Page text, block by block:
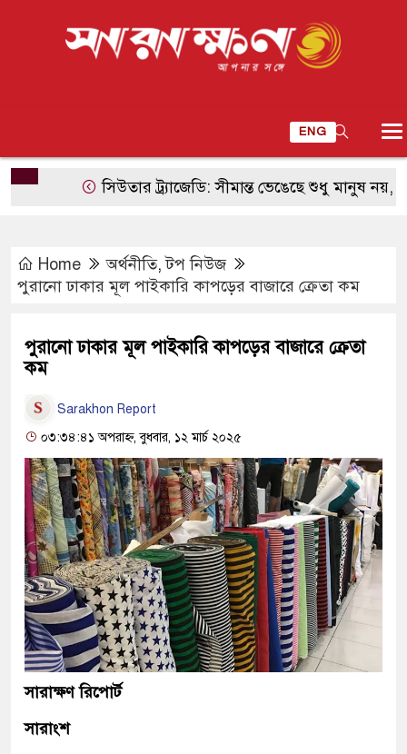
ENG
সিউতার ট্র্যাজেডি: সীমান্ত ভেঙেছে শুধু মানুষ নয়, ভেঙেছে
Home অর্থনীতি,টপ নিউজ
পুরানো ঢাকার মূল পাইকারি কাপড়ের বাজারে ক্রেতা কম
পুরানো ঢাকার মূল পাইকারি কাপড়ের বাজারে ক্রেতা
কম
Sarakhon Report
০৩:৩৪:৪১ অপরাহ্ন, বুধবার, ১২ মার্চ ২০২৫
সারাক্ষণ রিপোর্ট
সারাংশ